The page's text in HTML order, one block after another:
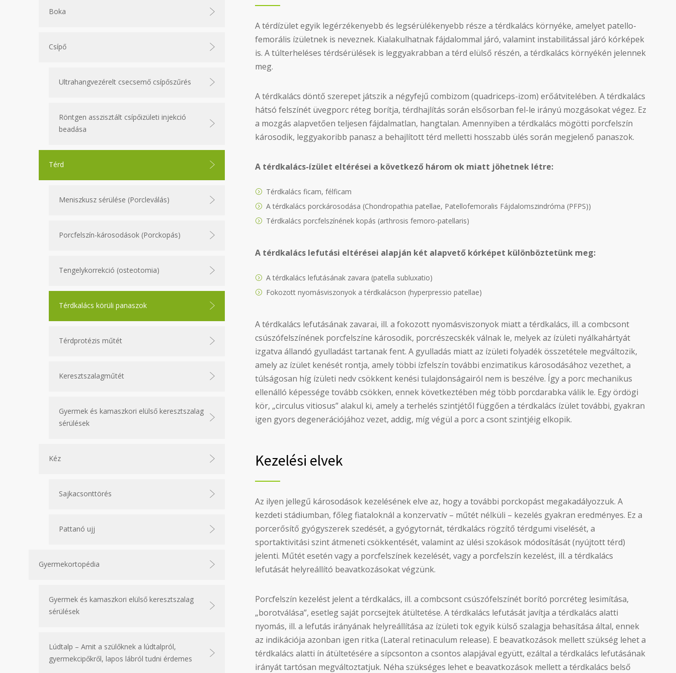
Boka
Csípő
Ultrahangvezérelt csecsemő csípőszűrés
Röntgen asszisztált csípőizületi injekció
beadása
Térd
Meniszkusz sérülése (Porcleválás)
Porcfelszín-károsodások (Porckopás)
Tengelykorrekció (osteotomia)
Térdkalács körüli panaszok
Térdprotézis műtét
Keresztszalagműtét
Gyermek és kamaszkori elülső keresztszalag
sérülések
Kéz
Sajkacsonttörés
Pattanó ujj
Gyermekortopédia
Gyermek és kamaszkori elülső keresztszalag
sérülések
Lúdtalp – Amit a szülőknek a lúdtalpról,
gyermekcipőkről, lapos lábról tudni érdemes
A térdízület egyik legérzékenyebb és legsérülékenyebb része a térdkalács környéke, amelyet patello-
femorális ízületnek is neveznek. Kialakulhatnak fájdalommal járó, valamint instabilitással járó kórképek
is. A túlterheléses térdsérülések is leggyakrabban a térd elülső részén, a térdkalács környékén jelennek
meg.
A térdkalács döntő szerepet játszik a négyfejű combizom (quadriceps-izom) erőátvitelében. A térdkalács
hátsó felszínét üvegporc réteg borítja, térdhajlítás során elsősorban fel-le irányú mozgásokat végez. Ez
a mozgás alapvetően teljesen fájdalmatlan, hangtalan. Amennyiben a térdkalács mögötti porcfelszín
károsodik, leggyakoribb panasz a behajlított térd melletti hosszabb ülés során megjelenő panaszok.
A térdkalács-ízület eltérései a következő három ok miatt jöhetnek létre:
Térdkalács ficam, félficam
A térdkalács porckárosodása (Chondropathia patellae, Patellofemoralis Fájdalomszindróma (PFPS))
Térdkalács porcfelszínének kopás (arthrosis femoro-patellaris)
A térdkalács lefutási eltérései alapján két alapvető kórképet különböztetünk meg:
A térdkalács lefutásának zavara (patella subluxatio)
Fokozott nyomásviszonyok a térdkalácson (hyperpressio patellae)
A térdkalács lefutásának zavarai, ill. a fokozott nyomásviszonyok miatt a térdkalács, ill. a combcsont
csúszófelszínének porcfelszíne károsodik, porcrészecskék válnak le, melyek az ízületi nyálkahártyát
izgatva állandó gyulladást tartanak fent. A gyulladás miatt az ízületi folyadék összetétele megváltozik,
amely az ízület kenését rontja, amely többi ízfelszín további enzimatikus károsodásához vezethet, a
túlságosan híg ízületi nedv csökkent kenési tulajdonságairól nem is beszélve. Így a porc mechanikus
ellenálló képessége tovább csökken, ennek következtében még több porcdarabka válik le. Egy ördögi
kör, „circulus vitiosus” alakul ki, amely a terhelés szintjétől függően a térdkalács ízület további, gyakran
igen gyors degenerációjához vezet, addig, míg végül a porc a csont szintjéig elkopik.
Kezelési elvek
Az ilyen jellegű károsodások kezelésének elve az, hogy a további porckopást megakadályozzuk. A
kezdeti stádiumban, főleg fiataloknál a konzervatív – műtét nélküli – kezelés gyakran eredményes. Ez a
porcerősítő gyógyszerek szedését, a gyógytornát, térdkalács rögzítő térdgumi viselését, a
sportaktivitási szint átmeneti csökkentését, valamint az ülési szokások módosítását (nyújtott térd)
jelenti. Műtét esetén vagy a porcfelszínek kezelését, vagy a porcfelszín kezelést, ill. a térdkalács
lefutását helyreállító beavatkozásokat végzünk.
Porcfelszín kezelést jelent a térdkalács, ill. a combcsont csúszófelszínét borító porcréteg lesimítása,
„borotválása”, esetleg saját porcsejtek átültetése. A térdkalács lefutását javítja a térdkalács alatti
nyomás, ill. a lefutás irányának helyreállítása az ízületi tok egyik külső szalagja behasítása által, ennek
az indikációja azonban igen ritka (Lateral retinaculum release). E beavatkozások mellett szükség lehet a
térdkalács alatti ín átültetésére a sípcsonton a csontos alapjával együtt, ezáltal a térdkalács lefutásának
irányát tartósan megváltoztatjuk. Néha szükséges lehet e beavatkozások mellett a térdkalács belső